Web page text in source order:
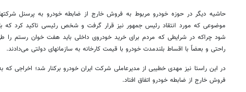
حاشیه دیگر در حوزه خودرو مربوط به فروش خارج از ضابطه خودرو به پرسنلشرکتها
موضوعی که مورد انتقاد رئیس جمهور نیز قرار گرفت و شخص رئیسی تاکید کرد که
شود چراکه در شرایطی که مردم برای خرید خودروی داخلی باید هفت خوان رستم را
راحتی و بعضاً با اقساط بلندمدت خودرو با قیمت کارخانه به سازمانهای دولتی می‌دادند.
در این راستا نیز مهدی خطیبی از مدیرعاملی شرکت ایران خودرو برکنار شد؛ اخراجی که
فروش خارج از ضابطه خودرو اتفاق افتاد.